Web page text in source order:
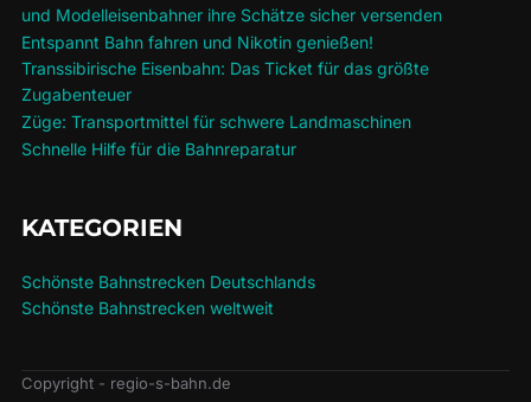
und Modelleisenbahner ihre Schätze sicher versenden
Entspannt Bahn fahren und Nikotin genießen!
Transsibirische Eisenbahn: Das Ticket für das größte
Zugabenteuer
Züge: Transportmittel für schwere Landmaschinen
Schnelle Hilfe für die Bahnreparatur
KATEGORIEN
Schönste Bahnstrecken Deutschlands
Schönste Bahnstrecken weltweit